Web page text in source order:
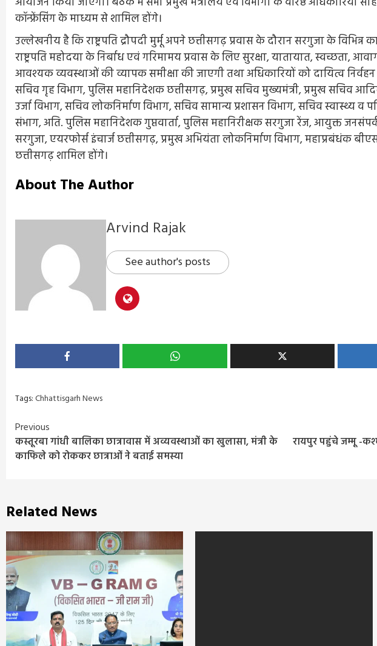
कॉन्फ्रेंसिंग के माध्यम से शामिल होंगे।
उल्लेखनीय है कि राष्ट्रपति द्रौपदी मुर्मू अपने छत्तीसगढ़ प्रवास के दौरान सरगुजा के विभिन्न
राष्ट्रपति महोदया के निर्बाध एवं गरिमामय प्रवास के लिए सुरक्षा, यातायात, स्वच्छता,
आवश्यक व्यवस्थाओं की व्यापक समीक्षा की जाएगी तथा अधिकारियों को दायित्व
सचिव गृह विभाग, पुलिस महानिदेशक छत्तीसगढ़, प्रमुख सचिव मुख्यमंत्री, प्रमुख सचिव
उर्जा विभाग, सचिव लोकनिर्माण विभाग, सचिव सामान्य प्रशासन विभाग, सचिव स्वास्थ्य
संभाग, अति. पुलिस महानिदेशक गुप्तवार्ता, पुलिस महानिरीक्षक सरगुजा रेंज, आयुक्त
सरगुजा, एयरफोर्स इंचार्ज छत्तीसगढ़, प्रमुख अभियंता लोकनिर्माण विभाग, महाप्रबंधंक
छत्तीसगढ़ शामिल होंगे।
About The Author
Arvind Rajak
See author's posts
Tags:Chhattisgarh News
Continue
Reading
Previous
कस्तूरबा गांधी बालिका छात्रावास में अव्यवस्थाओं का खुलासा, मंत्री के
काफिले को रोककर छात्राओं ने बताई समस्या
रायपुर पहुंचे जम्मू -
Related News
दिग्गज
में ली